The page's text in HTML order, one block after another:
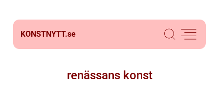
KONSTNYTT.se
renässans konst